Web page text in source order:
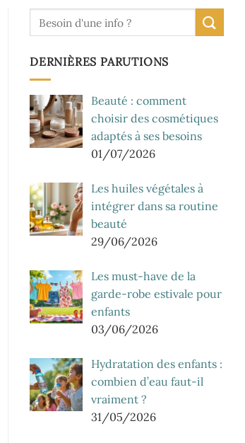
DERNIÈRES PARUTIONS
Beauté : comment
choisir des cosmétiques
adaptés à ses besoins
01/07/2026
Les huiles végétales à
intégrer dans sa routine
beauté
29/06/2026
Les must-have de la
garde-robe estivale pour
enfants
03/06/2026
Hydratation des enfants :
combien d’eau faut-il
vraiment ?
31/05/2026